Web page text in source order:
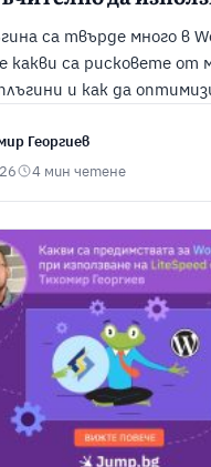
са твърде много в
какви са рисковете от
и как да
скорост, SEO и
в статията.
Георгиев
4 мин четене